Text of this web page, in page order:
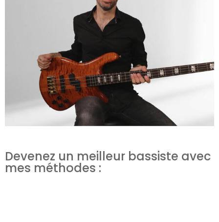
Devenez un meilleur bassiste avec
mes méthodes :